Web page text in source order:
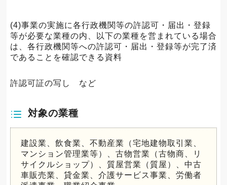
(4)事業の実施に各行政機関等の許認可・届出・登録
等が必要な業種の内、以下の業種を営まれている場合
は、各行政機関等への許認可・届出・登録等が完了済
であることを確認できる資料
許認可証の写し など
対象の業種
建設業、飲食業、不動産業（宅地建物取引業、
マンション管理業等）、古物営業（古物商、リ
サイクルショップ）、質屋営業（質屋）、中古
車販売業、貸金業、介護サービス事業、労働者